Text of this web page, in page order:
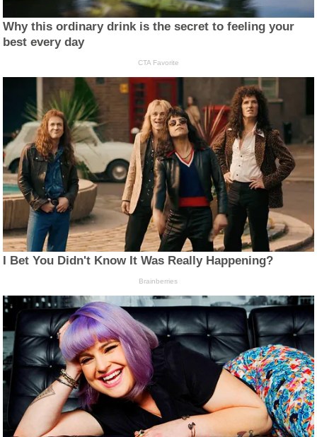
Why this ordinary drink is the secret to feeling your
best every day
CTA Favorite
I Bet You Didn't Know It Was Really Happening?
Brainberries